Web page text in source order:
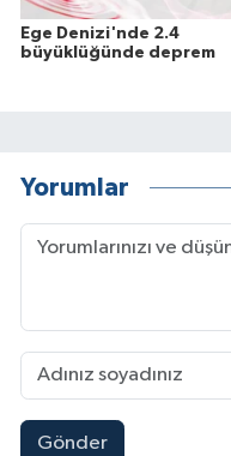
Ege Denizi'nde 2.4
büyüklüğünde deprem
Yorumlar
Gönder